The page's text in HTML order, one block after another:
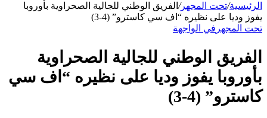
الرئيسية/تحت المجهر/ الفريق الوطني للجالية الصحراوية بأوروبا
يفوز وديا على نظيره “اف سي كاسترو” (4-3)
تحت المجهر في الواجهة
الفريق الوطني للجالية الصحراوية
بأوروبا يفوز وديا على نظيره “اف سي
كاسترو” (4-3)